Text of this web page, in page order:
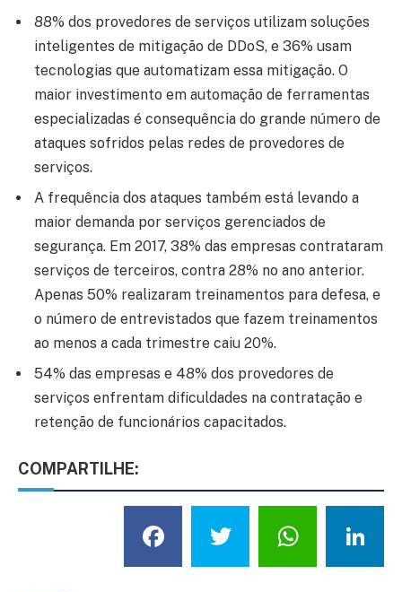
88% dos provedores de serviços utilizam soluções
inteligentes de mitigação de DDoS, e 36% usam
tecnologias que automatizam essa mitigação. O
maior investimento em automação de ferramentas
especializadas é consequência do grande número de
ataques sofridos pelas redes de provedores de
serviços.
A frequência dos ataques também está levando a
maior demanda por serviços gerenciados de
segurança. Em 2017, 38% das empresas contrataram
serviços de terceiros, contra 28% no ano anterior.
Apenas 50% realizaram treinamentos para defesa, e
o número de entrevistados que fazem treinamentos
ao menos a cada trimestre caiu 20%.
54% das empresas e 48% dos provedores de
serviços enfrentam dificuldades na contratação e
retenção de funcionários capacitados.
COMPARTILHE:
Facebook
Twitter